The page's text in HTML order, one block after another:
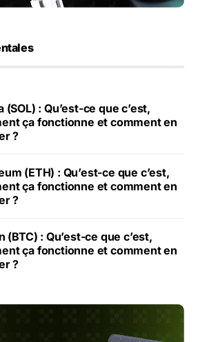
(SOL) : Qu’est-ce que c’est,
ça fonctionne et comment en
?
(ETH) : Qu’est-ce que c’est,
ça fonctionne et comment en
?
(BTC) : Qu’est-ce que c’est,
ça fonctionne et comment en
?